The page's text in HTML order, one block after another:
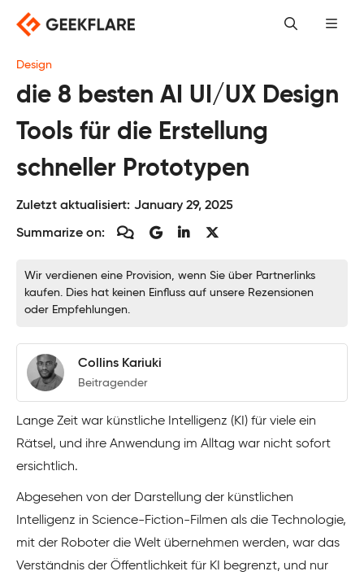
Skip
content
Design
die 8 besten AI UI/UX Design
Tools für die Erstellung
schneller Prototypen
Zuletzt aktualisiert: January 29, 2025
Summarize on:
Wir verdienen eine Provision, wenn Sie über Partnerlinks
kaufen. Dies hat keinen Einfluss auf unsere Rezensionen
oder Empfehlungen.
Collins Kariuki
Beitragender
Lange Zeit war künstliche Intelligenz (KI) für viele ein
Rätsel, und ihre Anwendung im Alltag war nicht sofort
ersichtlich.
Abgesehen von der Darstellung der künstlichen
Intelligenz in Science-Fiction-Filmen als die Technologie,
mit der Roboter die Welt übernehmen werden, war das
Verständnis der Öffentlichkeit für KI begrenzt, und nur